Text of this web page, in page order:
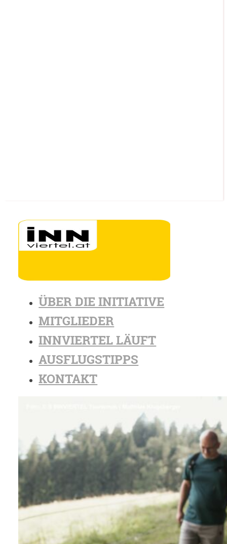
ÜBER DIE INITIATIVE
MITGLIEDER
INNVIERTEL LÄUFT
AUSFLUGSTIPPS
KONTAKT